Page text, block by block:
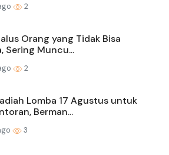
2
Orang yang Tidak Bisa
Sering Muncu...
2
Lomba 17 Agustus untuk
Berman...
3